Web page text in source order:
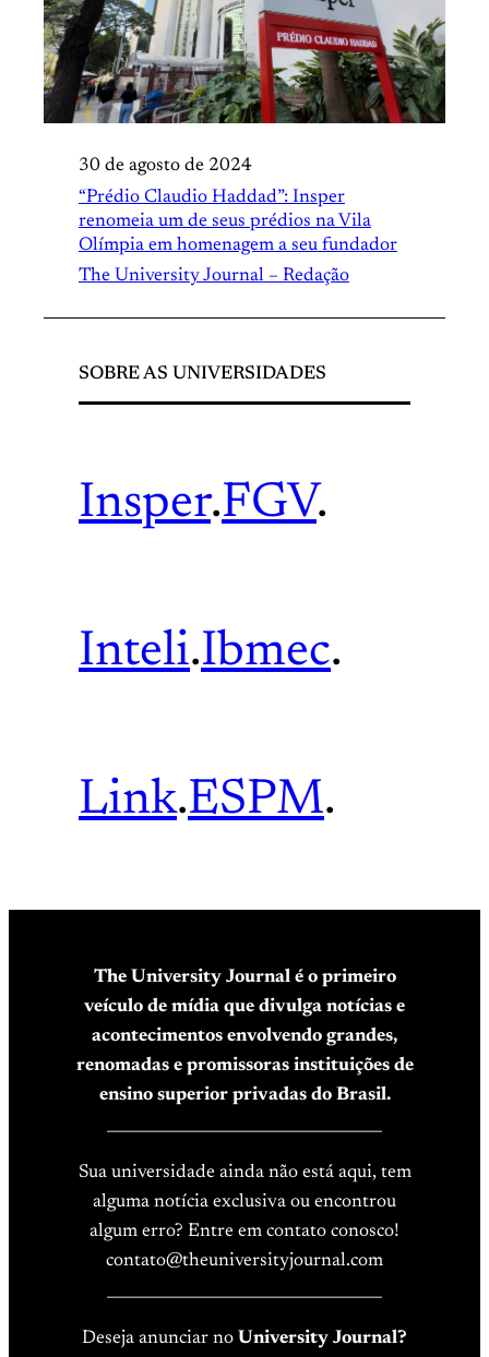
30 de agosto de 2024
“Prédio Claudio Haddad”: Insper
renomeia um de seus prédios na Vila
Olímpia em homenagem a seu fundador
The University Journal – Redação
SOBRE AS UNIVERSIDADES
Insper.FGV.
Inteli.Ibmec.
Link.ESPM.
The University Journal é o primeiro
veículo de mídia que divulga notícias e
acontecimentos envolvendo grandes,
renomadas e promissoras instituições de
ensino superior privadas do Brasil.
Sua universidade ainda não está aqui, tem
alguma notícia exclusiva ou encontrou
algum erro? Entre em contato conosco!
contato@theuniversityjournal.com
Deseja anunciar no University Journal?